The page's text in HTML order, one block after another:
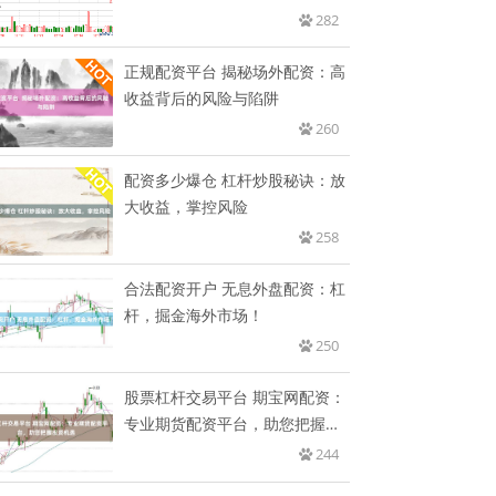
282
正规配资平台 揭秘场外配资：高
收益背后的风险与陷阱
260
配资多少爆仓 杠杆炒股秘诀：放
大收益，掌控风险
258
合法配资开户 无息外盘配资：杠
杆，掘金海外市场！
250
股票杠杆交易平台 期宝网配资：
专业期货配资平台，助您把握投
244